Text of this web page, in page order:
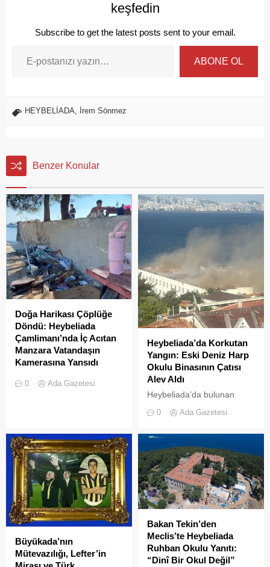
keşfedin
Subscribe to get the latest posts sent to your email.
ABONE OL
HEYBELİADA, İrem Sönmez
Benzer Konular
Doğa Harikası Çöplüğe
Döndü: Heybeliada
Çamlimanı’nda İç Acıtan
Manzara Vatandaşın
Kamerasına Yansıdı
Çamlimanı Koyu,
koyun her köşesinin çöple
dolduğu o anlar, bir
vatandaşın kamerasına
saniye saniye yansıdı.
Yeşille mavinin kucaklaştığı,
İstanbulluların nefes almak
için akın ettiği Heybeliada
Çamlimanı, bugünlerde
çevre felaketini andıran
kirliliğiyle gündemde. Bir
0 Ada Gazetesi
Heybeliada’da Korkutan
Yangın: Eski Deniz Harp
Okulu Binasının Çatısı
Alev Aldı
Heybeliada’da bulunan
çatısında, tamirat
yoğun duman paniğe neden
olurken, itfaiye ekipleri
yangına hızla müdahale etti.
0 Ada Gazetesi
Büyükada’nın
Mütevazılığı, Lefter’in
Bakan Tekin’den
Meclis’te Heybeliada
Ruhban Okulu Yanıtı:
“Dinî Bir Okul Değil”